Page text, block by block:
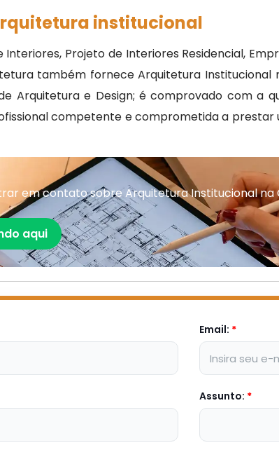
institucional
Interiores, Projeto de Interiores Residencial,
também fornece Arquitetura
Arquitetura e Design; é comprovado com a
competente e comprometida a
em contato sobre Arquitetura Institucional na
aqui
Email: *
Assunto: *